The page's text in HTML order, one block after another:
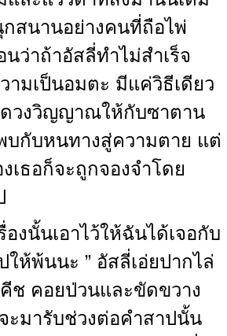
สนานอย่างคนที่ถือไพ่
ว่าถ้าอัสลี่ทำไม่สำเร็จ
ามเป็นอมตะ มีแค่วิธีเดียว
ดวงวิญญาณให้กับซาตาน
บกับหนทางสู่ความตาย แต่
ธอก็จะถูกจองจำโดย
เอาไว้ให้ฉันได้เจอกับ
ให้พ้นนะ ” อัสลี่เอ่ยปากไล่
คีช คอยป่วนและขัดขวาง
ะมารับช่วงต่อคำสาปนั้น